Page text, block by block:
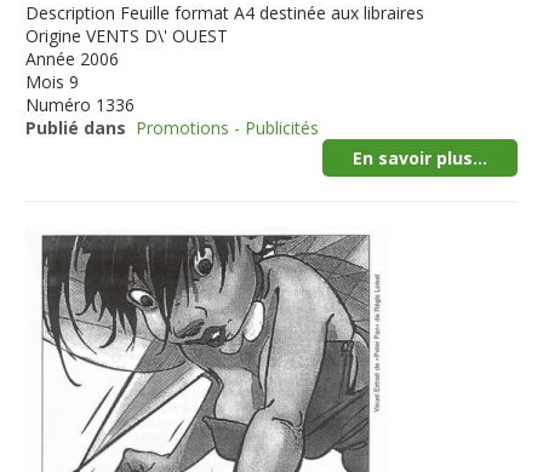
Description Feuille format A4 destinée aux libraires
Origine VENTS D\' OUEST
Année 2006
Mois 9
Numéro 1336
Publié dans Promotions - Publicités
En savoir plus...